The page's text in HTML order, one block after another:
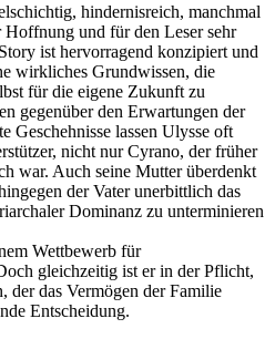
hindernisreich, manchmal
und für den Leser sehr
ist hervorragend konzipiert und
wirkliches Grundwissen, die
für die eigene Zukunft zu
gegenüber den Erwartungen der
Geschehnisse lassen Ulysse oft
nicht nur Cyrano, der früher
war. Auch seine Mutter überdenkt
der Vater unerbittlich das
Dominanz zu unterminieren
Wettbewerb für
gleichzeitig ist er in der Pflicht,
der das Vermögen der Familie
Entscheidung.